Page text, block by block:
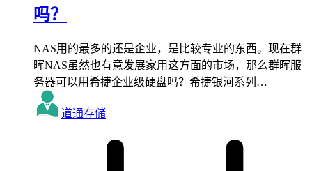
吗？
NAS用的最多的还是企业，是比较专业的东西。现在群
晖NAS虽然也有意发展家用这方面的市场，那么群晖服
务器可以用希捷企业级硬盘吗？希捷银河系列…
道通存储